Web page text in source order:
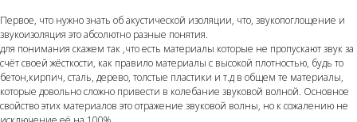
Первое, что нужно знать об акустической изоляции, что, звукопоглощение и
звукоизоляция это абсолютно разные понятия.
для понимания скажем так ,что есть материалы которые не пропускают звук за
счёт своей жёсткости, как правило материалы с высокой плотностью, будь то
бетон,кирпич, сталь, дерево, толстые пластики и т.д в общем те материалы,
которые довольно сложно привести в колебание звуковой волной. Основное
свойство этих материалов это отражение звуковой волны, но к сожалению не